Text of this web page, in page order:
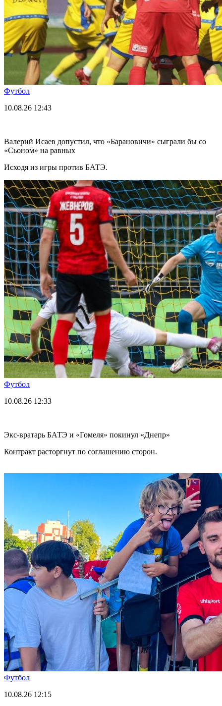
Футбол
10.08.26 12:43
Валерий Исаев допустил, что «Барановичи» сыграли бы со
«Сьоном» на равных
Исходя из игры против БАТЭ.
Футбол
10.08.26 12:33
Экс-вратарь БАТЭ и «Гомеля» покинул «Днепр»
Контракт расторгнут по соглашению сторон.
Футбол
10.08.26 12:15